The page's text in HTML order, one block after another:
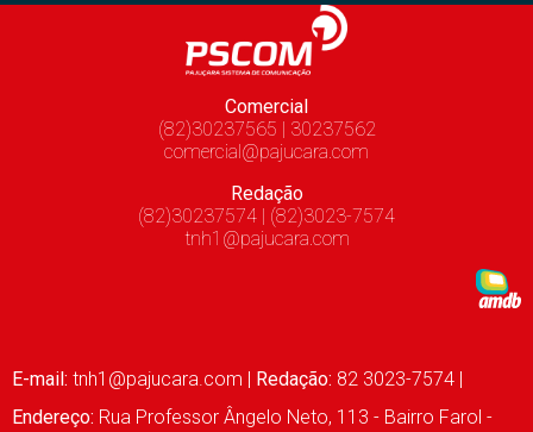
Comercial
(82)30237565 | 30237562
comercial@pajucara.com
Redação
(82)30237574 | (82)3023-7574
tnh1@pajucara.com
E-mail: tnh1@pajucara.com | Redação: 82 3023-7574 |
Endereço: Rua Professor Ângelo Neto, 113 - Bairro Farol -